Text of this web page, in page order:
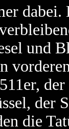
und
der
die